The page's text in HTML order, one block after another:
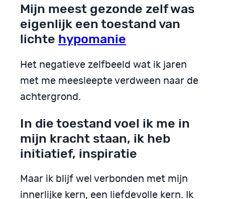
Mijn meest gezonde zelf was
eigenlijk een toestand van
lichte hypomanie
Het negatieve zelfbeeld wat ik jaren
met me meesleepte verdween naar de
achtergrond.
In die toestand voel ik me in
mijn kracht staan, ik heb
initiatief, inspiratie
Maar ik blijf wel verbonden met mijn
innerlijke kern, een liefdevolle kern. Ik